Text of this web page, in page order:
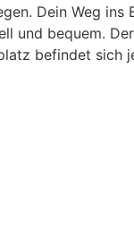
Dein Weg ins
und bequem. Der
befindet sich